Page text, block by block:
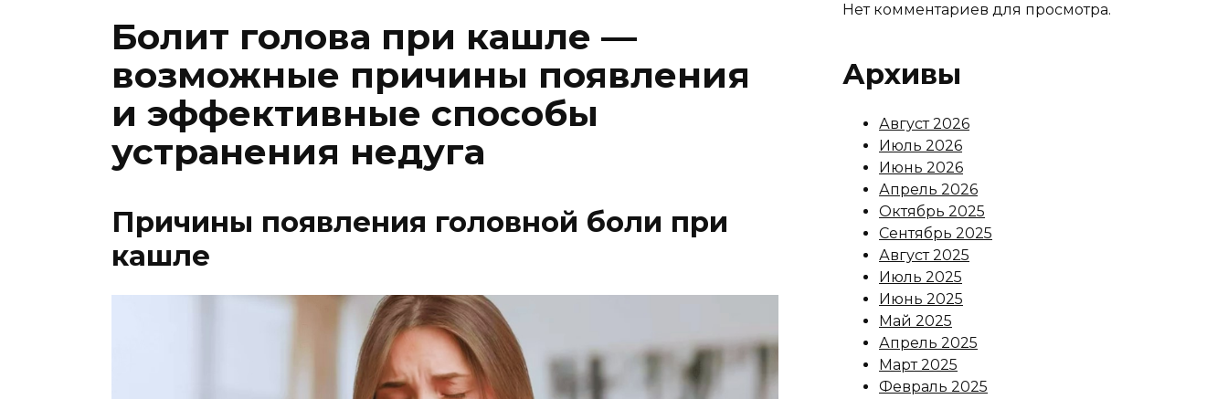
Болит голова при кашле —
возможные причины появления
и эффективные способы
устранения недуга
Причины появления головной боли при
кашле
Нет комментариев для просмотра.
Архивы
Август 2026
Июль 2026
Июнь 2026
Апрель 2026
Октябрь 2025
Сентябрь 2025
Август 2025
Июль 2025
Июнь 2025
Май 2025
Апрель 2025
Март 2025
Февраль 2025